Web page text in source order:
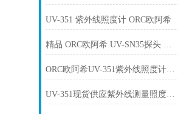
UV-351 紫外线照度计 ORC欧阿希
精品 ORC欧阿希 UV-SN35探头 紫外线测光照度计 UV-351 现货
ORC欧阿希UV-351紫外线照度计UV-M03A-00-1主机UV-CN150-M03A线缆
UV-351现货供应紫外线测量照度计ORC欧阿希